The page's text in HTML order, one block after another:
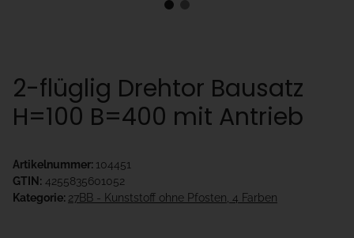
2-flüglig Drehtor Bausatz
H=100 B=400 mit Antrieb
Artikelnummer: 104451
GTIN: 4255835601052
Kategorie: 27BB - Kunststoff ohne Pfosten, 4 Farben